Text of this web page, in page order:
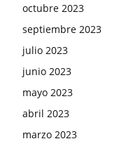
octubre 2023
septiembre 2023
julio 2023
junio 2023
mayo 2023
abril 2023
marzo 2023